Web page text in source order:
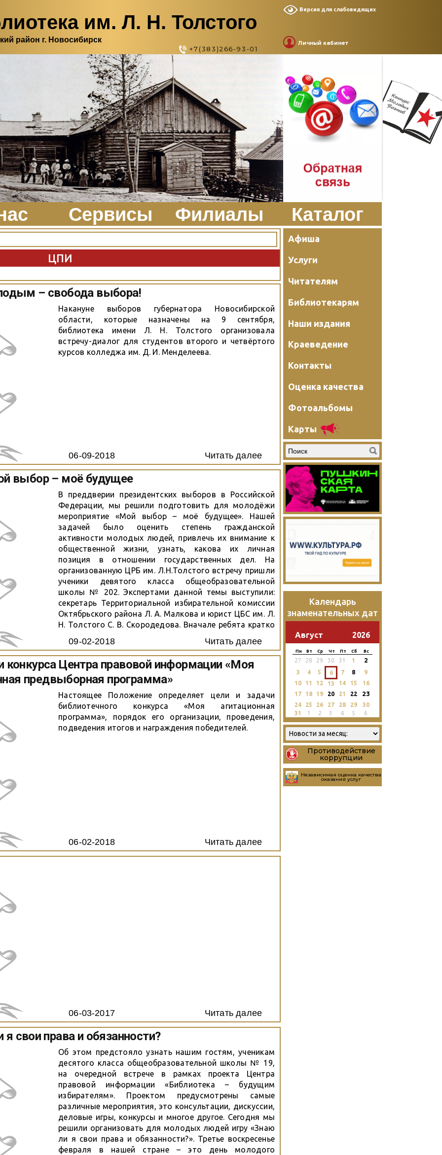
им. Л. Н. Толстого
район г. Новосибирск
+7(383)266-93-01
Версия для слабовидящих
Личный кабинет
Сервисы Филиалы Каталог
ЦПИ
– свобода выбора!
Накануне выборов губернатора Новосибирской
области, которые назначены на 9 сентября,
библиотека имени Л. Н. Толстого организовала
встречу-диалог для студентов второго и четвёртого
курсов колледжа им. Д. И. Менделеева.
06-09-2018 Читать далее
выбор – моё будущее
В преддверии президентских выборов в Российской
Федерации, мы решили подготовить для молодёжи
мероприятие «Мой выбор – моё будущее». Нашей
задачей было оценить степень гражданской
активности молодых людей, привлечь их внимание к
общественной жизни, узнать, какова их личная
позиция в отношении государственных дел. На
организованную ЦРБ им. Л.Н.Толстого встречу пришли
ученики девятого класса общеобразовательной
школы № 202. Экспертами данной темы выступили:
секретарь Территориальной избирательной комиссии
Октябрьского района Л. А. Малкова и юрист ЦБС им. Л.
Н. Толстого С. В. Скородедова. Вначале ребята кратко
стране, узнали об избирательном процессе,
вспомнили, какие существуют выборы. А в
завершении...
09-02-2018 Читать далее
Центра правовой информации «Моя
предвыборная программа»
Настоящее Положение определяет цели и задачи
библиотечного конкурса «Моя агитационная
программа», порядок его организации, проведения,
подведения итогов и награждения победителей.
06-02-2018 Читать далее
06-03-2017 Читать далее
свои права и обязанности?
Об этом предстояло узнать нашим гостям, ученикам
десятого класса общеобразовательной школы № 19,
на очередной встрече в рамках проекта Центра
правовой информации «Библиотека – будущим
избирателям». Проектом предусмотрены самые
различные мероприятия, это консультации, дискуссии,
деловые игры, конкурсы и многое другое. Сегодня мы
решили организовать для молодых людей игру «Знаю
ли я свои права и обязанности?». Третье воскресенье
февраля в нашей стране – это день молодого
Афиша
Услуги
Читателям
Библиотекарям
Наши издания
Краеведение
Контакты
Оценка качества
Фотоальбомы
Карты
Календарь
знаменательных дат
Август 2026
Пн Вт Ср Чт Пт Сб Вс
27 28 29 30 31 1 2
3 4 5 6 7 8
9
10
11 12 13 14 15
16
17
18 19 20 21 22 23
24 25 26 27 28 29
30
31
1 2 3 4 5 6
Противодействие
коррупции
Независимая оценка качества
оказания услуг